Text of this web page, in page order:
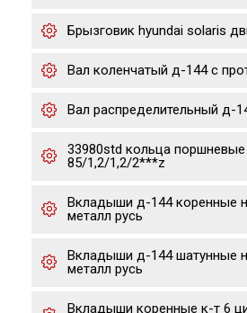
Брызговик hyundai solaris
Вал коленчатый д-144 с
Вал распределительный д-
33980std кольца
85/1,2/1,2/2***z
Вкладыши д-144 коренные
металл русь
Вкладыши д-144 шатунные
металл русь
Вкладыши коренные к-т 6